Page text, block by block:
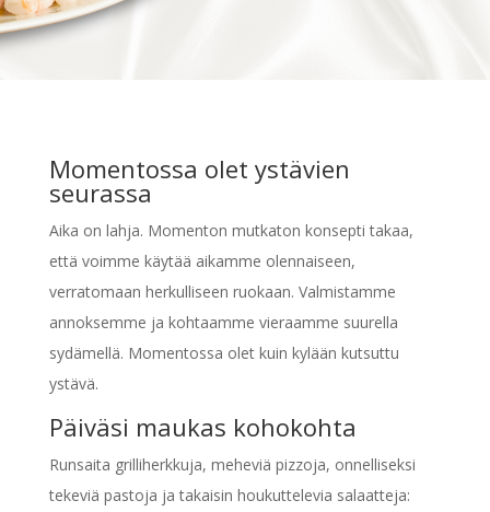
Momentossa olet ystävien
seurassa
Aika on lahja. Momenton mutkaton konsepti takaa,
että voimme käytää aikamme olennaiseen,
verratomaan herkulliseen ruokaan. Valmistamme
annoksemme ja kohtaamme vieraamme suurella
sydämellä. Momentossa olet kuin kylään kutsuttu
ystävä.
Päiväsi maukas kohokohta
Runsaita grilliherkkuja, meheviä pizzoja, onnelliseksi
tekeviä pastoja ja takaisin houkuttelevia salaatteja: